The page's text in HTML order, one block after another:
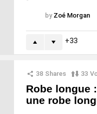
by Zoé Morgan
33
38 Shares 33
Robe longue
une robe